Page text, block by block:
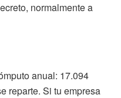
normalmente a
anual: 17.094
reparte. Si tu empresa